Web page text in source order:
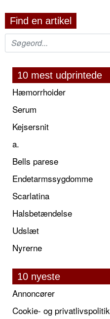
Find en artikel
10 mest udprintede
Hæmorrhoider
Serum
Kejsersnit
a.
Bells parese
Endetarmssygdomme
Scarlatina
Halsbetændelse
Udslæt
Nyrerne
10 nyeste
Annoncører
Cookie- og privatlivspolitik